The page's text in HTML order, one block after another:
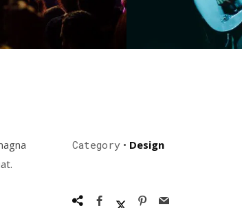
Category • Design